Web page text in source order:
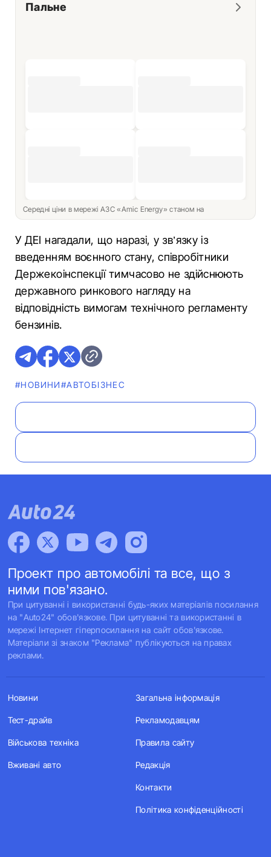
Пальне
Середні ціни в мережі АЗС «Amic Energy» станом на
У ДЕІ нагадали, що наразі, у зв’язку із
введенням воєнного стану, співробітники
Держекоінспекції тимчасово не здійснюють
державного ринкового нагляду на
відповідність вимогам технічного регламенту
бензинів.
#НОВИНИ#АВТОБІЗНЕС
Проект про автомобілі та все, що з
ними пов'язано.
При цитуванні і використанні будь-яких матеріалів посилання
на "Auto24" обов'язкове. При цитуванні та використанні в
мережі Інтернет гіперпосилання на сайт обов'язкове.
Матеріали зі знаком "Реклама" публікуються на правах
реклами.
Новини
Тест-драйв
Військова техніка
Вживані авто
Загальна інформація
Рекламодавцям
Правила сайту
Редакція
Контакти
Політика конфіденційності